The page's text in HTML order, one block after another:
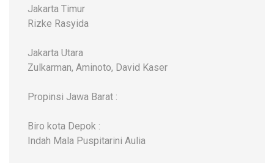
Jakarta Timur
Rizke Rasyida
Jakarta Utara
Zulkarman, Aminoto, David Kaser
Propinsi Jawa Barat :
Biro kota Depok :
Indah Mala Puspitarini Aulia